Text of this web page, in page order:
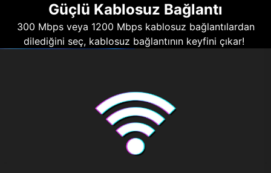
Güçlü Kablosuz Bağlantı
300 Mbps veya 1200 Mbps kablosuz bağlantılardan
dilediğini seç, kablosuz bağlantının keyfini çıkar!